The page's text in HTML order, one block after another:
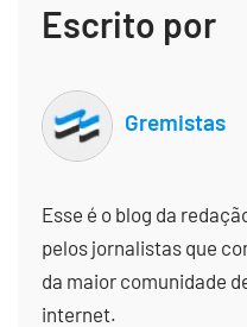
Escrito por
Gremistas
Esse é o blog da
pelos jornalistas que
da maior comunidade
internet.